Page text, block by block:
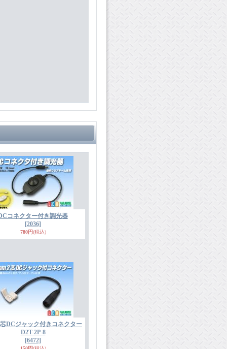
コネクター付き調光器
[2036]
780円(税込)
DCジャック付きコネクター
D2T-2P-8
[6472]